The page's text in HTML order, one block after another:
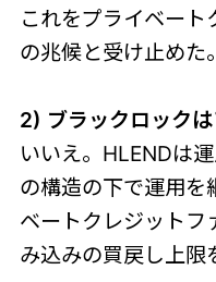
これをプライベー
の兆候と受け止めた。
2) ブラックロック
いいえ。HLENDは
の構造の下で運用を
ベートクレジットフ
み込みの買戻し上限